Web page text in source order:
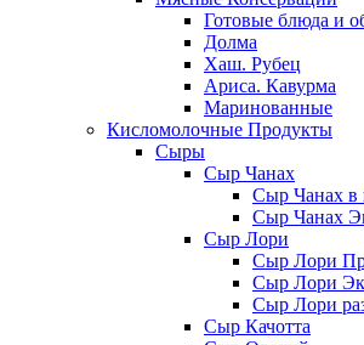
Готовые блюда и
Долма
Хаш. Рубец
Ариса. Кавурма
Маринованные
Кисломолочные Продукты
Сыры
Сыр Чанах
Сыр Чанах в
Сыр Чанах
Сыр Лори
Сыр Лори
Сыр Лори
Сыр Лори
Сыр Качотта